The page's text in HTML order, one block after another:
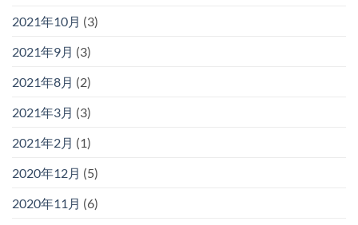
2021年10月 (3)
2021年9月 (3)
2021年8月 (2)
2021年3月 (3)
2021年2月 (1)
2020年12月 (5)
2020年11月 (6)